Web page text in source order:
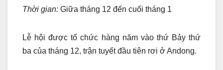
Thời gian: Giữa tháng 12 đến cuối tháng 1
Lễ hội được tổ chức hàng năm vào thứ Bảy thứ
ba của tháng 12, trận tuyết đầu tiên rơi ở Andong.